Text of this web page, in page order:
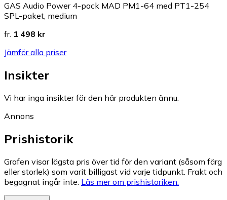
GAS Audio Power 4-pack MAD PM1-64 med PT1-254
SPL-paket, medium
fr. 1 498 kr
Jämför alla priser
Insikter
Vi har inga insikter för den här produkten ännu.
Annons
Prishistorik
Grafen visar lägsta pris över tid för den variant (såsom färg
eller storlek) som varit billigast vid varje tidpunkt. Frakt och
begagnat ingår inte. Läs mer om prishistoriken.